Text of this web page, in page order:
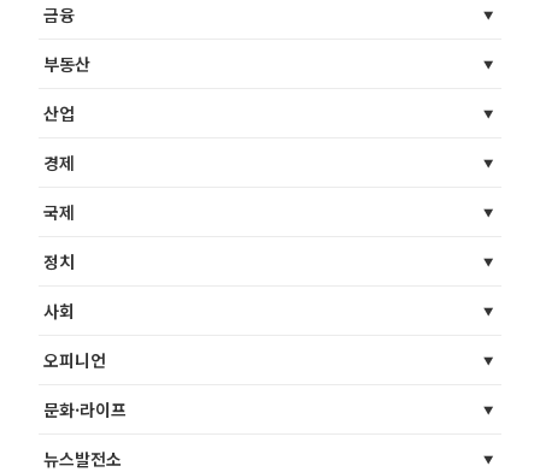
금융
부동산
산업
경제
국제
정치
사회
오피니언
문화·라이프
뉴스발전소